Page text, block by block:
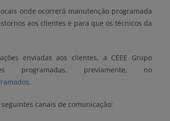
onde ocorrerá manutenção programada
aos clientes e para que os técnicos da
enviadas aos clientes, a CEEE Grupo
programadas, previamente, no
.
canais de comunicação: